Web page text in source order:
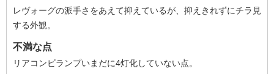
レヴォーグの派手さをあえて抑えているが、抑えきれずにチラ見
する外観。
不満な点
リアコンビランプいまだに4灯化していない点。